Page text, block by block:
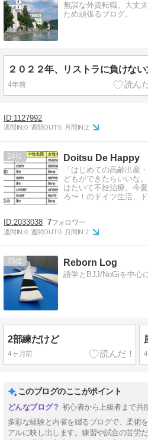
無謀な外資転職。大丈
ため頑張るブログ。
２０２２年、リストラに負けない
4年前
1127992
週間IN:0 週間OUT:6 月間IN:2
24 Doitsu De Happy
「はじめての高齢出産
どもができたらいいな
はたいて不妊治療。今
ろ〜！のドイツ生活、
2033038 7
週間IN:0 週間OUT:0 月間IN:2
25 Reborn Log
語学とBJJ/NoGiを中心
2部練だけど
4ヶ月前
このブログのここがポイント
初心者から上級者まで共
多彩な経験と内省を綴るブログで、柔術
アルに映し出します。練習や試合の苦労